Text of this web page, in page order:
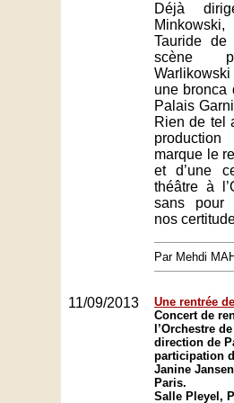
Déjà
Tauride
scène
une bronca
Palais
Rien de tel
marque le
et d’une
théâtre à
sans pour
nos
Par Mehdi
11/09/2013
Une rentrée
Concert de
l’Orchestre
direction de
participation
Janine
Paris.
Salle Pleyel,